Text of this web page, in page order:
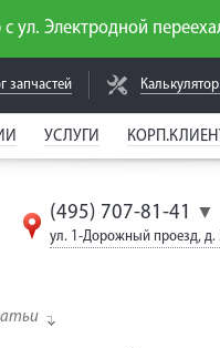
с ул. Электродной
запчастей
УСЛУГИ
(495) 707-81-41 ▼
ул. 1-Дорожный проезд, д.